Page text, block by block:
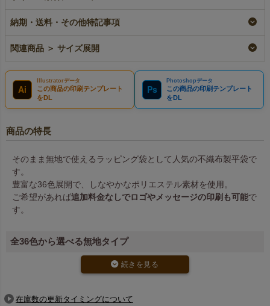
ジー×不織布巾着袋｜
20枚入～
1,525
包装袋｜50枚入～
加工品
織布ラッピング袋｜
納期・送料・その他特記事項
関連商品 ＞ サイズ展開
Ai
Illustratorデータ
この商品の印刷テンプレート
をDL
Ps
Photoshopデータ
この商品の印刷テンプレート
をDL
商品の特長
そのまま無地で使えるラッピング袋として人気の不織布製平袋で
す。
豊富な36色展開で、しなやかなポリエステル素材を使用。
ご希望があれば追加料金なしでロゴやメッセージの印刷も可能で
す。
全36色から選べる無地タイプ
鮮やかなカラーバリエーションは全36色。用途やブランドカラーに
合わせてお選びいただけます。
S4サイズは、靴下やベルトなどのアパレル小物、文庫本などのラッ
在庫数の更新タイミングについて